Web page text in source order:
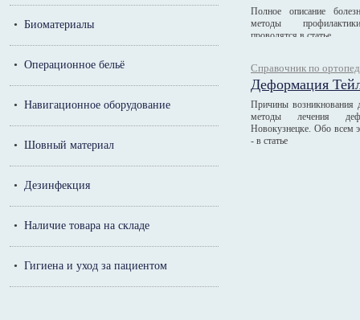
• Биоматериалы
• Операционное бельё
• Навигационное оборудование
• Шовный материал
• Дезинфекция
• Наличие товара на складе
• Гигиена и уход за пациентом
Полное описание
методы
проводятся в статье
Справочник по
Деформация
Причины возникнования
методы лечения
Новокузнецке. Обо всем
- в статье